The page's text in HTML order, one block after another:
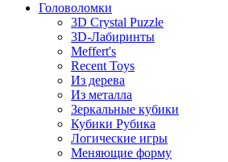
Головоломки
3D Crystal Puzzle
3D-Лабиринты
Meffert's
Recent Toys
Из дерева
Из металла
Зеркальные кубики
Кубики Рубика
Логические игры
Меняющие форму